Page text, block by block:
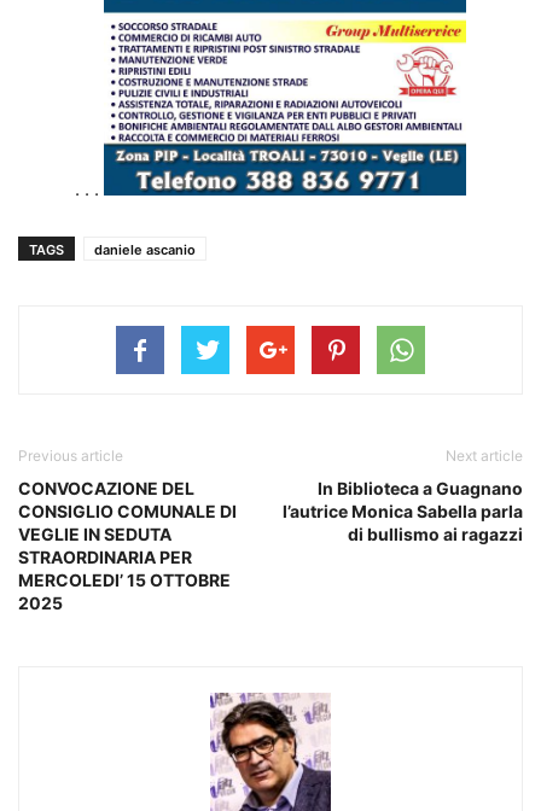
. . .
TAGS daniele ascanio
Previous article
CONVOCAZIONE DEL
CONSIGLIO COMUNALE DI
VEGLIE IN SEDUTA
STRAORDINARIA PER
MERCOLEDI’ 15 OTTOBRE
2025
Next article
In Biblioteca a Guagnano
l’autrice Monica Sabella parla
di bullismo ai ragazzi